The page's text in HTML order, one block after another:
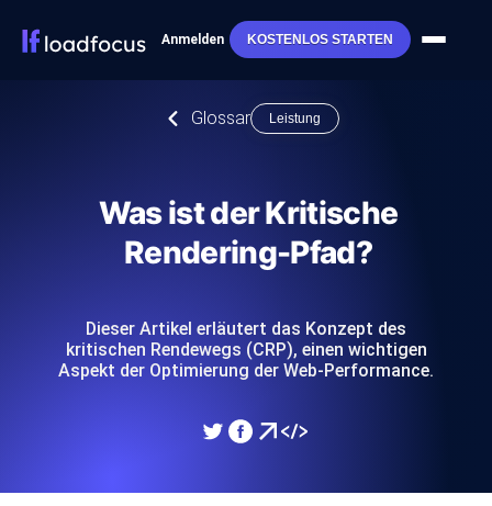
Anmelden KOSTENLOS STARTEN
Glossar Leistung
Was ist der Kritische
Rendering-Pfad?
Dieser Artikel erläutert das Konzept des
kritischen Rendewegs (CRP), einen wichtigen
Aspekt der Optimierung der Web-Performance.